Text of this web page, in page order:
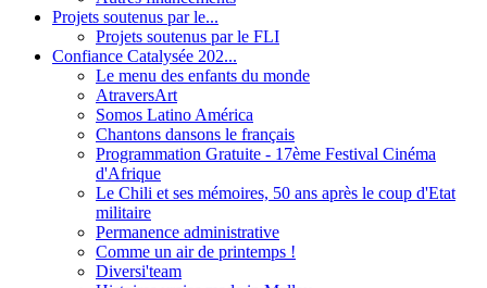
Projets soutenus par le...
Projets soutenus par le FLI
Confiance Catalysée 202...
Le menu des enfants du monde
AtraversArt
Somos Latino América
Chantons dansons le français
Programmation Gratuite - 17ème Festival Cinéma
d'Afrique
Le Chili et ses mémoires, 50 ans après le coup d'Etat
militaire
Permanence administrative
Comme un air de printemps !
Diversi'team